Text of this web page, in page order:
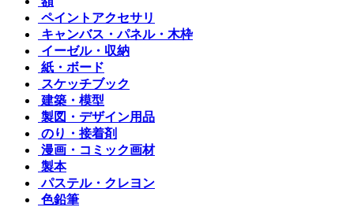
ペイントアクセサリ
キャンバス・パネル・木枠
イーゼル・収納
紙・ボード
スケッチブック
建築・模型
製図・デザイン用品
のり・接着剤
漫画・コミック画材
製本
パステル・クレヨン
色鉛筆